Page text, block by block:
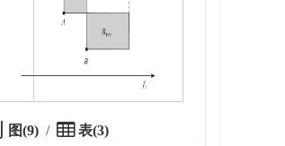
图(9) / 表(3)